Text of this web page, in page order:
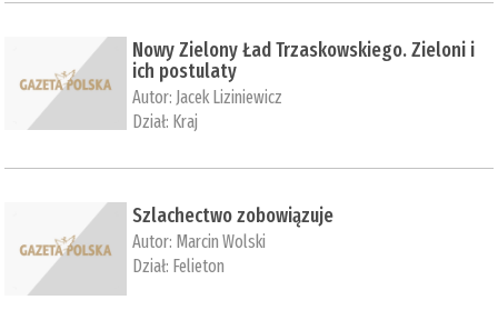
Nowy Zielony Ład Trzaskowskiego. Zieloni i
ich postulaty
Autor: Jacek Liziniewicz
Dział: Kraj
Szlachectwo zobowiązuje
Autor: Marcin Wolski
Dział: Felieton